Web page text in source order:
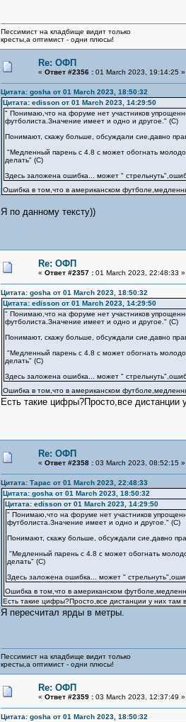
Пессимист на кладбище видит только
кресты,а оптимист - одни плюсы!
Re: ОФП
« Ответ #2356 :01 March 2023, 19:14:25 »
Цитата: gosha от 01 March 2023, 18:50:32
Цитата: edisson от 01 March 2023, 14:29:50
" Понимаю,что на форуме нет участников
футболиста.Значение имеет и одно и другое." (С)
Понимают, скажу больше, обсуждали сие,давно
"Медленный парень с 4.8 с может обогнать
делать" (С)
Здесь заложена ошибка... может "
Ошибка в том,что в американском
Я по данному тексту))
Re: ОФП
« Ответ #2357 :01 March 2023, 22:48:33 »
Цитата: gosha от 01 March 2023, 18:50:32
Цитата: edisson от 01 March 2023, 14:29:50
" Понимаю,что на форуме нет участников
футболиста.Значение имеет и одно и другое." (С)
Понимают, скажу больше, обсуждали сие,давно
"Медленный парень с 4.8 с может обогнать
делать" (С)
Здесь заложена ошибка... может "
Ошибка в том,что в американском
Есть такие цифры?Просто,все дистанции
Re: ОФП
« Ответ #2358 :03 March 2023, 08:52:15 »
Цитата: Тарас от 01 March 2023, 22:48:33
Цитата: gosha от 01 March 2023, 18:50:32
Цитата: edisson от 01 March 2023, 14:29:50
" Понимаю,что на форуме нет участников
футболиста.Значение имеет и одно и другое." (С)
Понимают, скажу больше, обсуждали сие,давно
"Медленный парень с 4.8 с может обогнать
делать" (С)
Здесь заложена ошибка... может "
Ошибка в том,что в американском
Есть такие цифры?Просто,все дистанции у них там
Я пересчитал ярды в метры.
Пессимист на кладбище видит только
кресты,а оптимист - одни плюсы!
Re: ОФП
« Ответ #2359 :03 March 2023, 12:37:49 »
Цитата: gosha от 01 March 2023, 18:50:32